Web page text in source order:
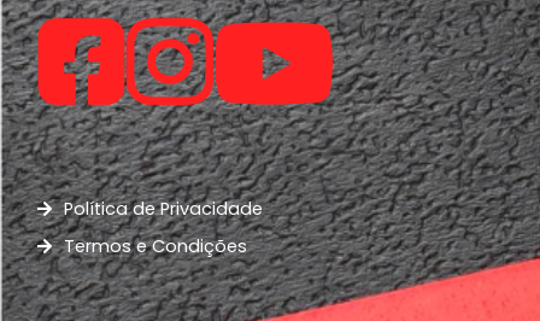
Política de Privacidade
Termos e Condições